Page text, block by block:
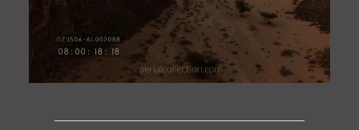
COLLECTIONS